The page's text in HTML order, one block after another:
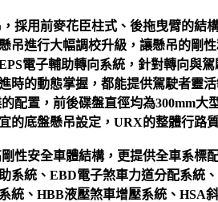
採用前麥花臣柱式、後拖曳臂的結
吊進行大幅調校升級，讓懸吊的剛
電子輔助轉向系統，針對轉向與
時的動態掌握，都能提供駕駛者靈
配置，前後碟盤直徑均為300mm
的底盤懸吊設定，URX的整體行路
性安全車體結構，更提供全車系標
系統、EBD電子煞車力道分配系統
統、HBB液壓煞車增壓系統、HSA